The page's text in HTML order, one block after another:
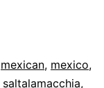
mexican, mexico,
saltalamacchia,